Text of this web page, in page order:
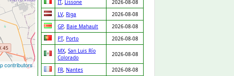
contributors
IT, Lissone
2026-08-08
LV, Riga
2026-08-08
GP, Baie Mahault
2026-08-08
PT, Porto
2026-08-08
MX, San Luis Río
Colorado
2026-08-08
FR, Nantes
2026-08-08